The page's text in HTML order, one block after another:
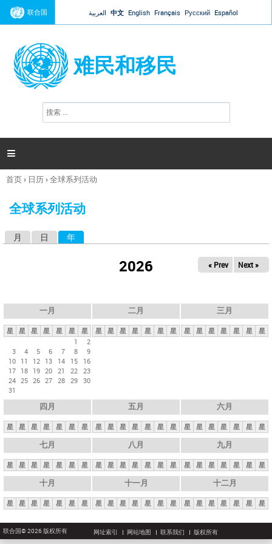
Jump to navigation
联合国 العربية 中文 English Français Русский Español
难民和移民
搜
索

你
这
首页› 日历›全球系列活动
全球系列活动
月 日 年
2026 « Prev Next »
一月
星 星 星 星 星 星
星
1
2
3
4 5 6 7 8
9
10 11 12 13 14 15
16
17 18 19 20 21 22 23
24 25 26 27 28 29 30
31
二月
星 星 星 星 星 星 星
三月
星 星 星 星 星 星 星
四月
星 星 星 星 星 星 星
五月
星 星 星 星 星 星 星
六月
星 星 星 星 星 星 星
七月
星 星 星 星 星 星 星
八月
星 星 星 星 星 星 星
九月
星 星 星 星 星 星 星
十月
星 星 星 星 星 星 星
十一月
星 星 星 星 星 星 星
十二月
星 星 星 星 星 星 星
联合国© 2026 版权所有 网址索引 网站地图 联系我们 版权所有